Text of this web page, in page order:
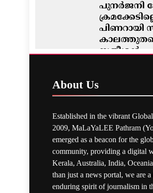
പുനർജനി
പിണറായി
സതീശൻ
About Us
Established in the vibrant
2009, MaLaYaLEE Pathram
emerged as a beacon for the
community, providing a digital
Kerala, Australia, India,
than just a news portal, we are a
enduring spirit of journalism in